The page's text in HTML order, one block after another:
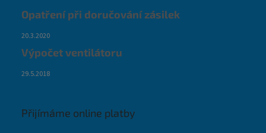
Opatření při doručování zásilek
20.3.2020
Výpočet ventilátoru
29.5.2018
Přijímáme online platby